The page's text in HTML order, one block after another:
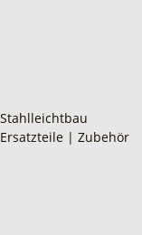
Stahlleichtbau
Ersatzteile | Zubehör